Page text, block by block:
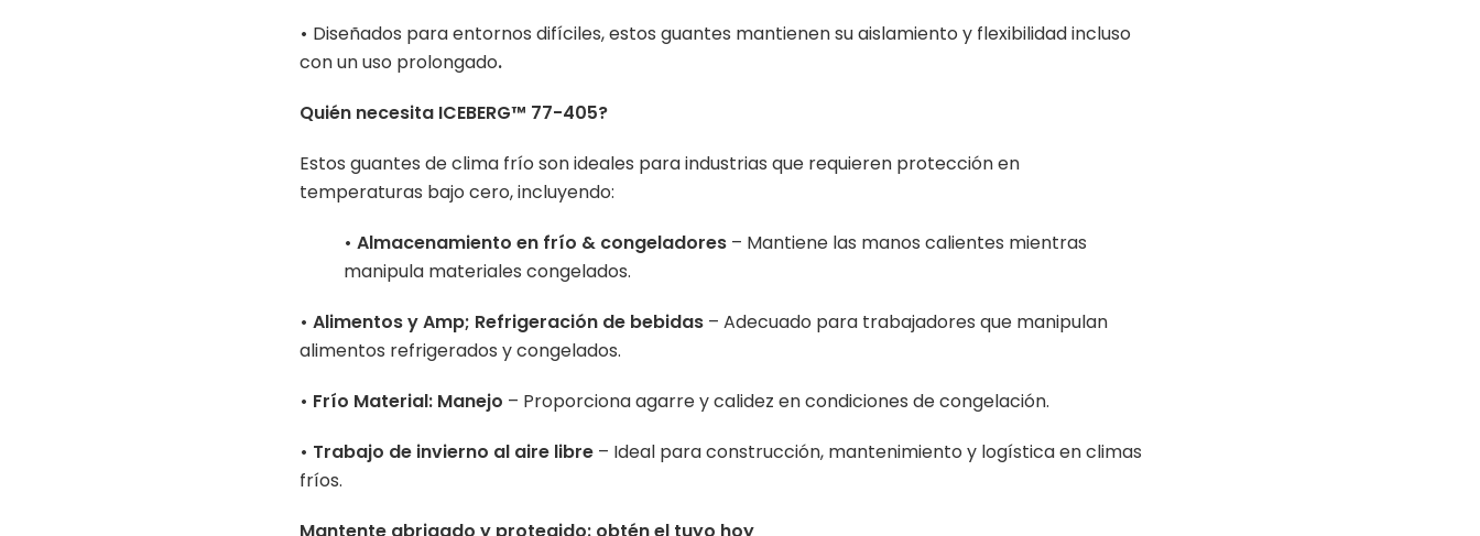
• Diseñados para entornos difíciles, estos guantes mantienen su aislamiento y flexibilidad incluso
con un uso prolongado.
Quién necesita ICEBERG™ 77-405?
Estos guantes de clima frío son ideales para industrias que requieren protección en
temperaturas bajo cero, incluyendo:
• Almacenamiento en frío & congeladores – Mantiene las manos calientes mientras
manipula materiales congelados.
• Alimentos y Amp; Refrigeración de bebidas – Adecuado para trabajadores que manipulan
alimentos refrigerados y congelados.
• Frío Material: Manejo – Proporciona agarre y calidez en condiciones de congelación.
• Trabajo de invierno al aire libre – Ideal para construcción, mantenimiento y logística en climas
fríos.